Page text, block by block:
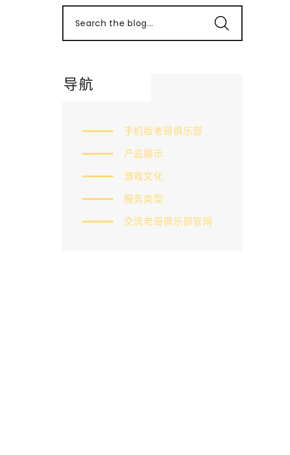
Search the blog...
导航
手机版老哥俱乐部
产品展示
游戏文化
服务类型
交流老哥俱乐部官网